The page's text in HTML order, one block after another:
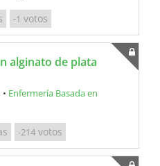
-1 votos
alginato de plata
• Enfermería Basada en
-214 votos